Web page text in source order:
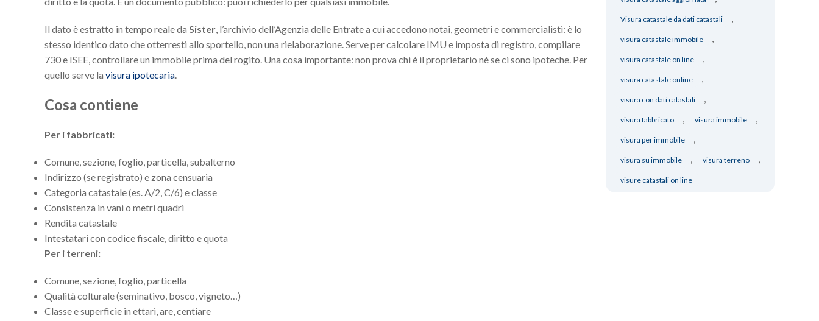
Il dato è estratto in tempo reale da Sister, l’archivio dell’Agenzia delle Entrate a cui accedono notai, geometri e commercialisti: è lo
stesso identico dato che otterresti allo sportello, non una rielaborazione. Serve per calcolare IMU e imposta di registro, compilare
730 e ISEE, controllare un immobile prima del rogito. Una cosa importante: non prova chi è il proprietario né se ci sono ipoteche. Per
quello serve la visura ipotecaria.
Cosa contiene
Per i fabbricati:
Comune, sezione, foglio, particella, subalterno
Indirizzo (se registrato) e zona censuaria
Categoria catastale (es. A/2, C/6) e classe
Consistenza in vani o metri quadri
Rendita catastale
Intestatari con codice fiscale, diritto e quota
Per i terreni:
Comune, sezione, foglio, particella
Qualità colturale (seminativo, bosco, vigneto…)
Classe e superficie in ettari, are, centiare
Visura catastale da dati catastali ,
visura catastale immobile ,
visura catastale on line ,
visura catastale online ,
visura con dati catastali ,
visura fabbricato , visura immobile ,
visura per immobile ,
visura su immobile , visura terreno ,
visure catastali on line